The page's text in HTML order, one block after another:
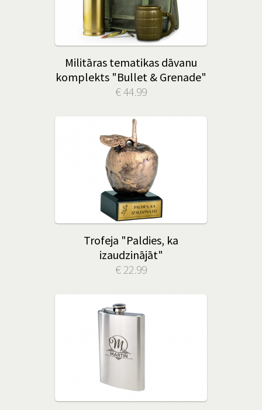
Militāras tematikas dāvanu
komplekts "Bullet & Grenade"
€ 44.99
Trofeja "Paldies, ka
izaudzinājāt"
€ 22.99